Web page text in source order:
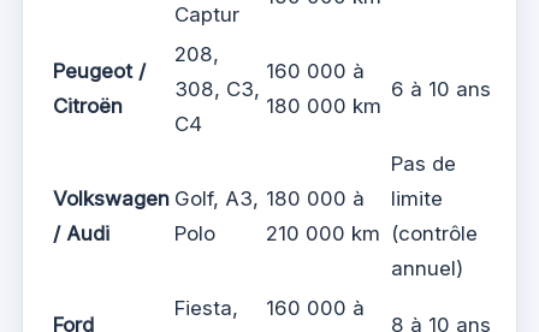
Captur
Peugeot /
Citroën
208,
308, C3,
C4
160 000 à
180 000 km
6 à 10 ans
Volkswagen
/ Audi
Golf, A3,
Polo
180 000 à
210 000 km
Pas de
limite
(contrôle
annuel)
Ford
Fiesta,
160 000 à
8 à 10 ans